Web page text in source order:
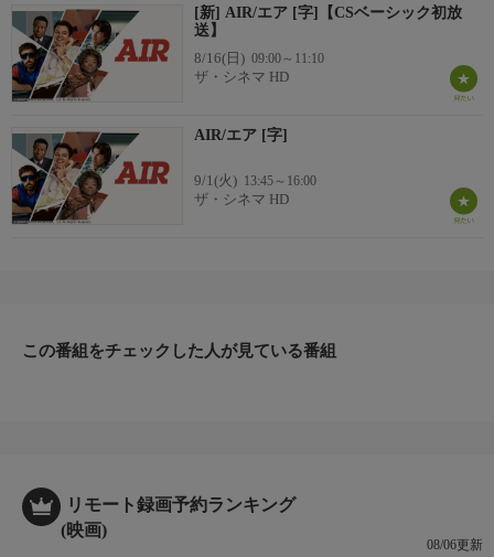
[新] AIR/エア [字]【CSベーシック初放
送】
8/16(日) 09:00～11:10
ザ・シネマ HD
AIR/エア [字]
9/1(火) 13:45～16:00
ザ・シネマ HD
この番組をチェックした人が見ている番組
リモート録画予約ランキング
(映画)
08/06更新